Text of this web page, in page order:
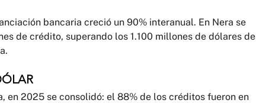
bancaria creció un 90% interanual. En Nera se
de crédito, superando los 1.100 millones de dólares de
en 2025 se consolidó: el 88% de los créditos fueron en